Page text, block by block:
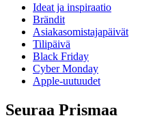
Ideat ja inspiraatio
Brändit
Asiakasomistajapäivät
Tilipäivä
Black Friday
Cyber Monday
Apple-uutuudet
Seuraa Prismaa